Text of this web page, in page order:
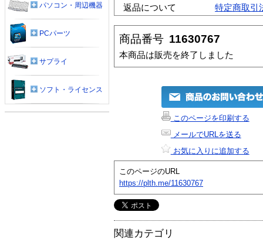
返品について
特定商取引
商品番号 11630767
本商品は販売を終了しました
このページを印刷する
メールでURLを送る
お気に入りに追加する
このページのURL
https://plth.me/11630767
関連カテゴリ
パソコン・周辺機器
PCパーツ
サプライ
ソフト・ライセンス